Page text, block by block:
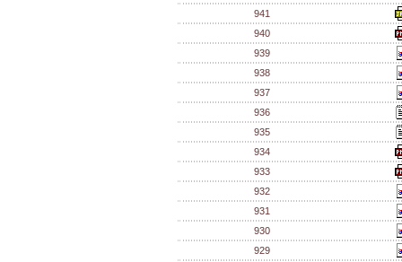
941
940
939
938
937
936
935
934
933
932
931
930
929